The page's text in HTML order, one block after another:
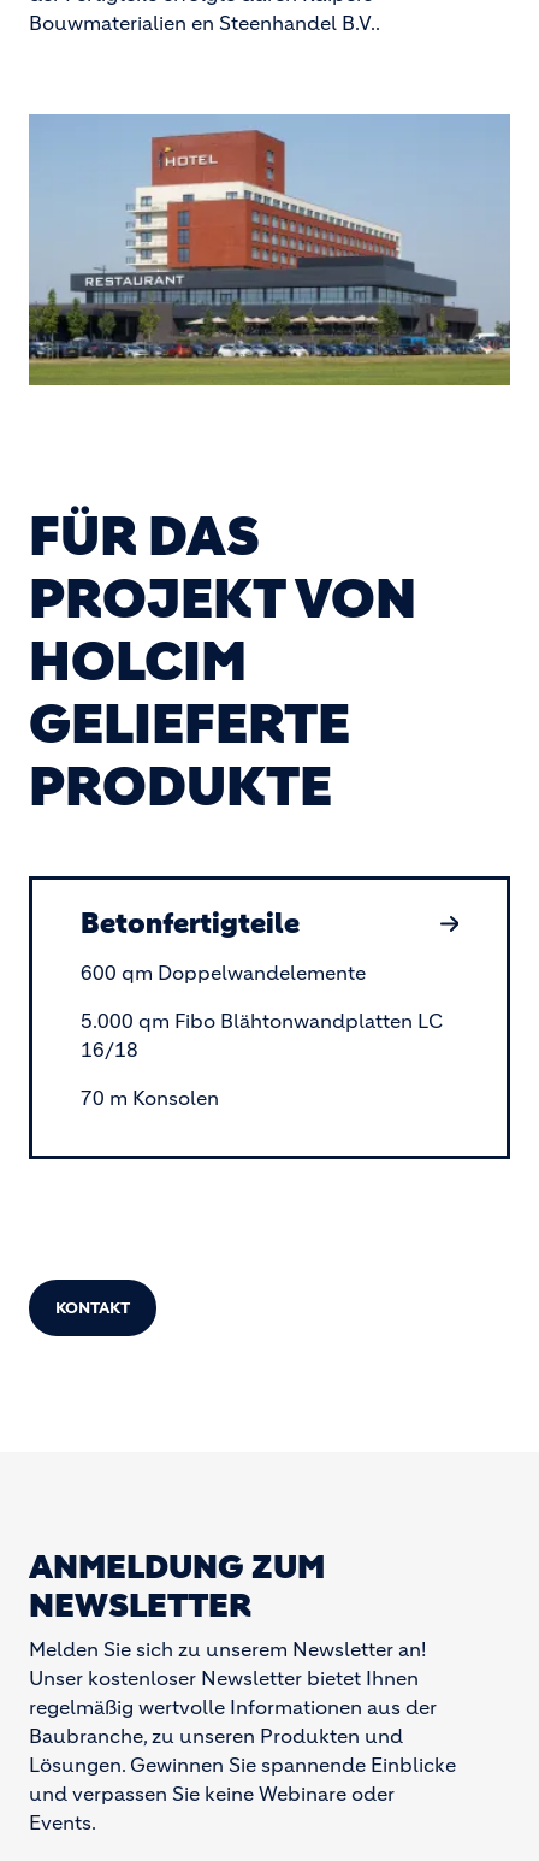
Bouwmaterialien en Steenhandel B.V..
FÜR DAS
PROJEKT VON
HOLCIM
GELIEFERTE
PRODUKTE
Betonfertigteile
600 qm Doppelwandelemente
5.000 qm Fibo Blähtonwandplatten LC
16/18
70 m Konsolen
KONTAKT
ANMELDUNG ZUM
NEWSLETTER
Melden Sie sich zu unserem Newsletter an!
Unser kostenloser Newsletter bietet Ihnen
regelmäßig wertvolle Informationen aus der
Baubranche, zu unseren Produkten und
Lösungen. Gewinnen Sie spannende Einblicke
und verpassen Sie keine Webinare oder
Events.